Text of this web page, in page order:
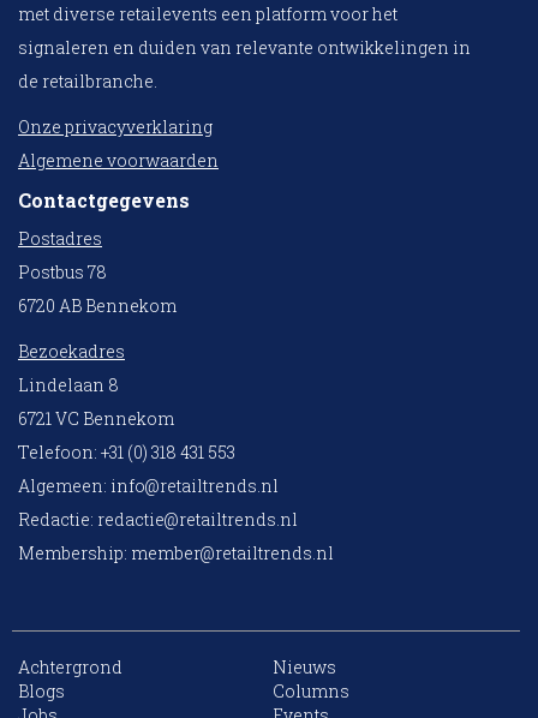
met diverse retailevents een platform voor het
signaleren en duiden van relevante ontwikkelingen in
de retailbranche.
Onze privacyverklaring
Algemene voorwaarden
Contactgegevens
Postadres
Postbus 78
6720 AB Bennekom
Bezoekadres
Lindelaan 8
6721 VC Bennekom
Telefoon: +31 (0) 318 431 553
Algemeen: info@retailtrends.nl
Redactie: redactie@retailtrends.nl
Membership: member@retailtrends.nl
Achtergrond
Nieuws
Blogs
Columns
10 collega’s